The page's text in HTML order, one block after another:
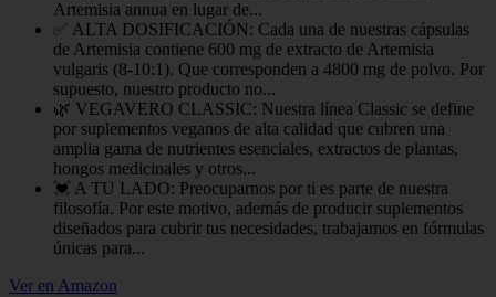
Artemisia annua en lugar de...
✅ ALTA DOSIFICACIÓN: Cada una de nuestras cápsulas
de Artemisia contiene 600 mg de extracto de Artemisia
vulgaris (8-10:1). Que corresponden a 4800 mg de polvo. Por
supuesto, nuestro producto no...
🌿 VEGAVERO CLASSIC: Nuestra línea Classic se define
por suplementos veganos de alta calidad que cubren una
amplia gama de nutrientes esenciales, extractos de plantas,
hongos medicinales y otros...
💓 A TU LADO: Preocuparnos por ti es parte de nuestra
filosofía. Por este motivo, además de producir suplementos
diseñados para cubrir tus necesidades, trabajamos en fórmulas
únicas para...
Ver en Amazon